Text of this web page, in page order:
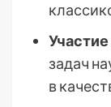
Участие
задач
в